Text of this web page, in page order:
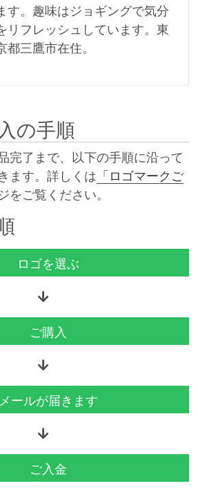
す。趣味はジョギングで気分
リフレッシュしています。東
都三鷹市在住。
の手順
完了まで、以下の手順に沿って
ます。詳しくは 「ロゴマークご
をご覧ください。
ロゴを選ぶ
ご購入
メールが届きます
ご入金